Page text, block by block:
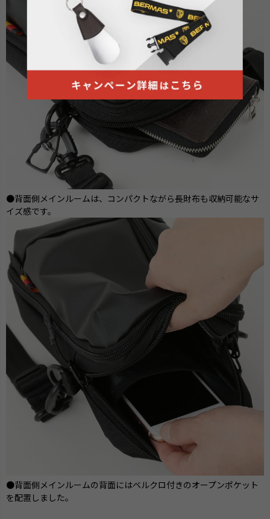
●背面側メインルームは、コンパクトながら長財布も収納可能なサ
イズ感です。
●背面側メインルームの背面にはベルクロ付きのオープンポケット
を配置しました。